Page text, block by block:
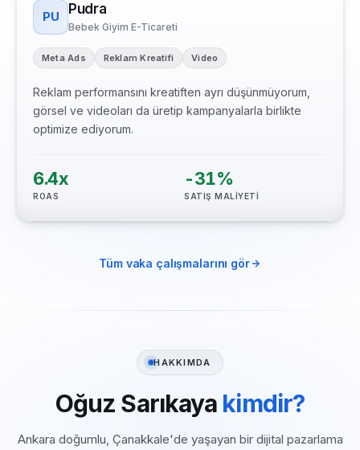
PU Pudra
Bebek Giyim E-Ticareti
Meta Ads Reklam Kreatifi Video
Reklam performansını kreatiften ayrı düşünmüyorum,
görsel ve videoları da üretip kampanyalarla birlikte
optimize ediyorum.
6.4x
ROAS
-31%
SATIŞ MALİYETİ
Tüm vaka çalışmalarını gör
HAKKIMDA
Oğuz Sarıkaya kimdir?
Ankara doğumlu, Çanakkale'de yaşayan bir dijital pazarlama